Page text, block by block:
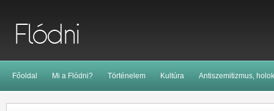
Főoldal Mi a Flódni? Történelem Kultúra Antiszemitizmus,